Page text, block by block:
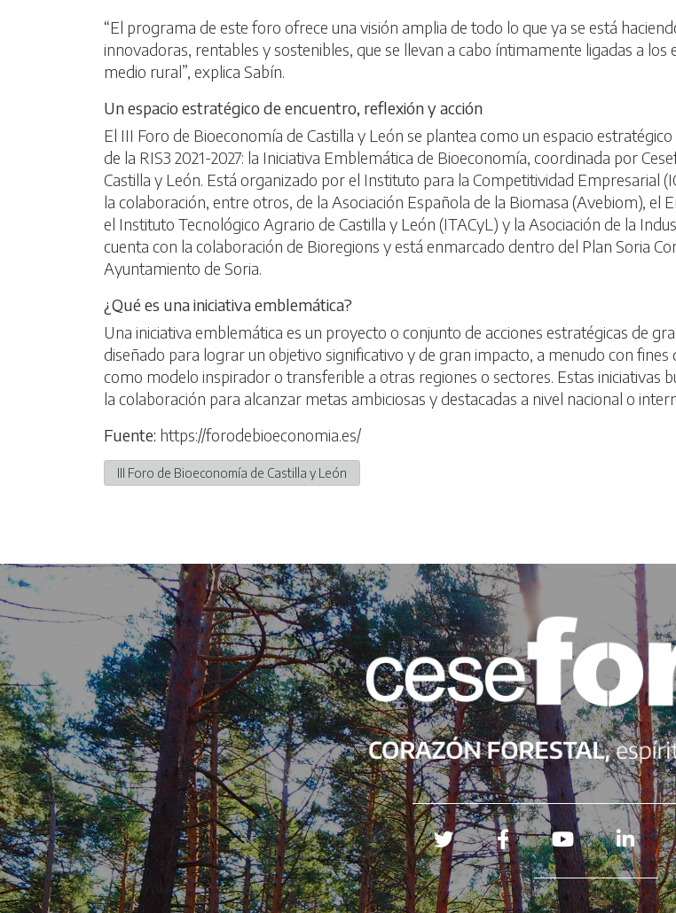
“El programa de este foro ofrece una visión amplia de todo lo que ya se está
innovadoras, rentables y sostenibles, que se llevan a cabo íntimamente ligadas a
medio rural”, explica Sabín.
Un espacio estratégico de encuentro, reflexión y acción
El III Foro de Bioeconomía de Castilla y León se plantea como un espacio
de la RIS3 2021-2027: la Iniciativa Emblemática de Bioeconomía, coordinada por
Castilla y León. Está organizado por el Instituto para la Competitividad Empresarial
la colaboración, entre otros, de la Asociación Española de la Biomasa (Avebiom), el
el Instituto Tecnológico Agrario de Castilla y León (ITACyL) y la Asociación de la
cuenta con la colaboración de Bioregions y está enmarcado dentro del Plan Soria
Ayuntamiento de Soria.
¿Qué es una iniciativa emblemática?
Una iniciativa emblemática es un proyecto o conjunto de acciones estratégicas de
diseñado para lograr un objetivo significativo y de gran impacto, a menudo con
como modelo inspirador o transferible a otras regiones o sectores. Estas
la colaboración para alcanzar metas ambiciosas y destacadas a nivel nacional o
Fuente: https://forodebioeconomia.es/
III Foro de Bioeconomía de Castilla y León
Redes sociales